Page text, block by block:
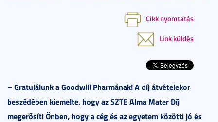
Cikk nyomtatás
Link küldés
– Gratulálunk a Goodwill Pharmának! A díj átvételekor
beszédében kiemelte, hogy az SZTE Alma Mater Díj
megerősíti Önben, hogy a cég és az egyetem közötti jó és